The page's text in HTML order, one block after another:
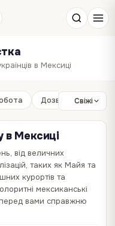
в Мексиці
ДозвілляСвіжі
в Мексиці
від величних
таких як Майя та
курортів та
мексиканські
перед вами справжню